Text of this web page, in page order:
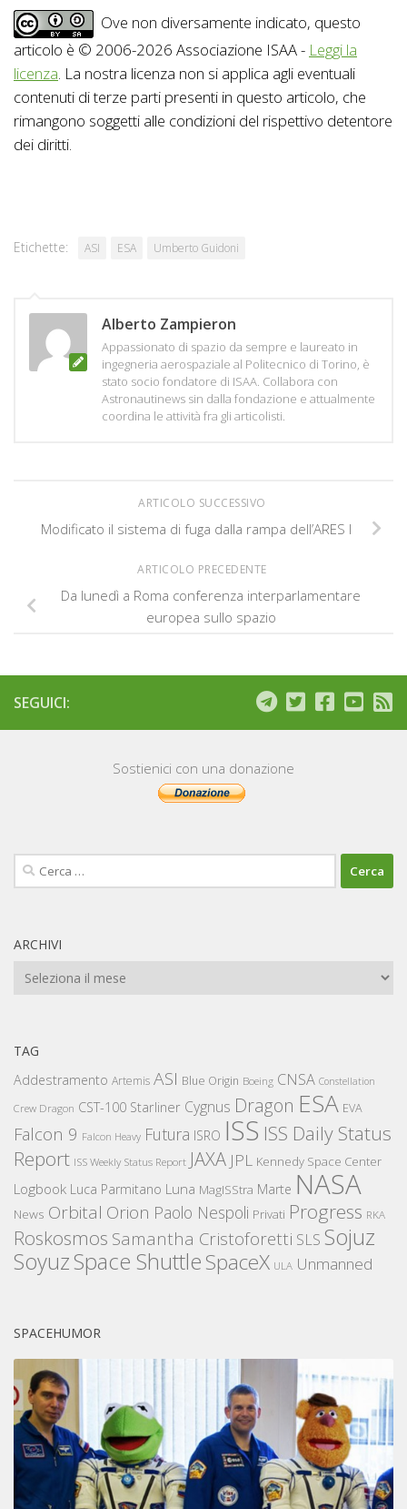
Ove non diversamente indicato, questo
articolo è © 2006-2026 Associazione ISAA - Leggi la
licenza. La nostra licenza non si applica agli eventuali
contenuti di terze parti presenti in questo articolo, che
rimangono soggetti alle condizioni del rispettivo detentore
dei diritti.
Etichette: ASI ESA Umberto Guidoni
Alberto Zampieron
Appassionato di spazio da sempre e laureato in
ingegneria aerospaziale al Politecnico di Torino, è
stato socio fondatore di ISAA. Collabora con
Astronautinews sin dalla fondazione e attualmente
coordina le attività fra gli articolisti.
ARTICOLO SUCCESSIVO
Modificato il sistema di fuga dalla rampa dell’ARES I
ARTICOLO PRECEDENTE
Da lunedì a Roma conferenza interparlamentare
europea sullo spazio
SEGUICI:
Sostienici con una donazione
Ricerca
per:
ARCHIVI
Archivi
TAG
Addestramento Artemis ASI Blue Origin Boeing CNSA Constellation
Crew Dragon CST-100 Starliner Cygnus Dragon ESA EVA
Falcon 9 Falcon Heavy Futura ISRO ISS ISS Daily Status
Report ISS Weekly Status Report JAXA JPL Kennedy Space Center
Logbook Luca Parmitano Luna MagISStra Marte NASA
News Orbital Orion Paolo Nespoli Privati Progress RKA
Roskosmos Samantha Cristoforetti SLS Sojuz
SoyuzSpace ShuttleSpaceX ULA Unmanned
SPACEHUMOR